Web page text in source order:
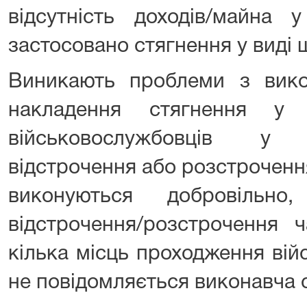
відсутність доходів/
застосовано стягнення у виді
Виникають проблеми з
накладення стягнення
військовослужбовців у
відстрочення або
виконуються
відстрочення/
кілька місць проходження
не повідомляється виконавча